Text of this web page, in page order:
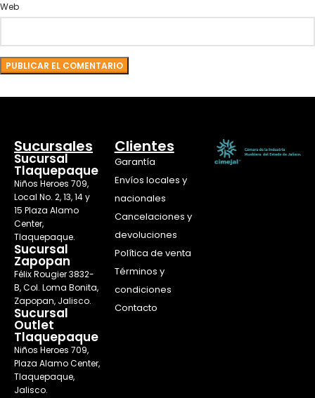
Web
Sucursales
Sucursal
Tlaquepaque
Niños Heroes 709,
Local No. 2, 13, 14 y
15 Plaza Alamo
Center,
Tlaquepaque.
Sucursal
Zapopan
Félix Rougier 3832-
B, Col. Loma Bonita,
Zapopan, Jalisco.
Sucursal
Outlet
Tlaquepaque
Niños Heroes 709,
Plaza Alamo Center,
Tlaquepaque,
Jalisco.
Clientes
Garantía
Envíos locales y
nacionales
Cancelaciones y
devoluciones
Política de venta
Términos y
condiciones
Contacto